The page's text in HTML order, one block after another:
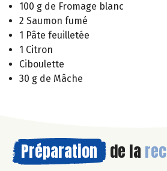
100 g de Fromage blanc
2 Saumon fumé
1 Pâte feuilletée
1 Citron
Ciboulette
30 g de Mâche
Préparation de la